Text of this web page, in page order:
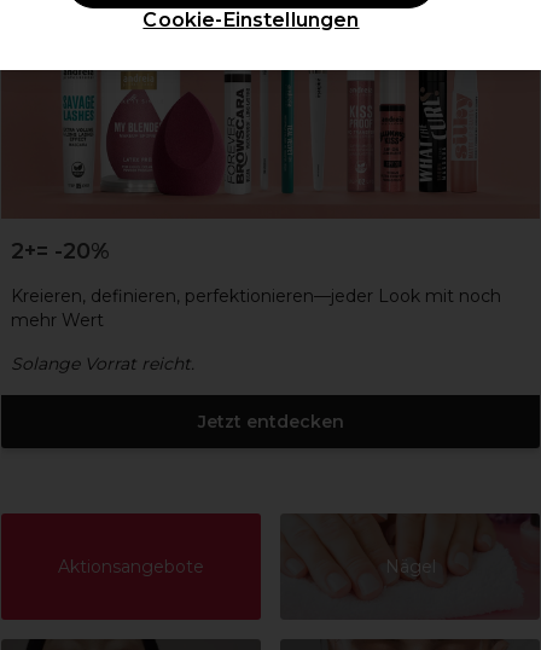
2+= -20%
Kreieren, definieren, perfektionieren—jeder Look mit noch
mehr Wert
Solange Vorrat reicht.
Jetzt entdecken
Aktionsangebote Nägel
Cookie-Einstellungen